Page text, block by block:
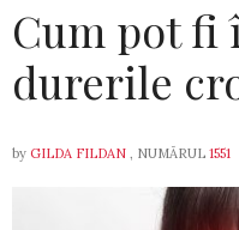
Cum pot fi
durerile
by GILDA FILDAN , NUMĂRUL 1551